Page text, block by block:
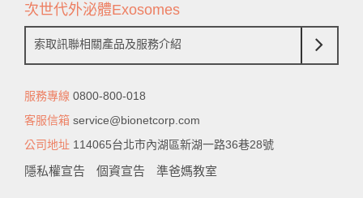
次世代外泌體Exosomes
索取訊聯相關產品及服務介紹
服務專線 0800-800-018
客服信箱 service@bionetcorp.com
公司地址 114065台北市內湖區新湖一路36巷28號
隱私權宣告 個資宣告 準爸媽教室